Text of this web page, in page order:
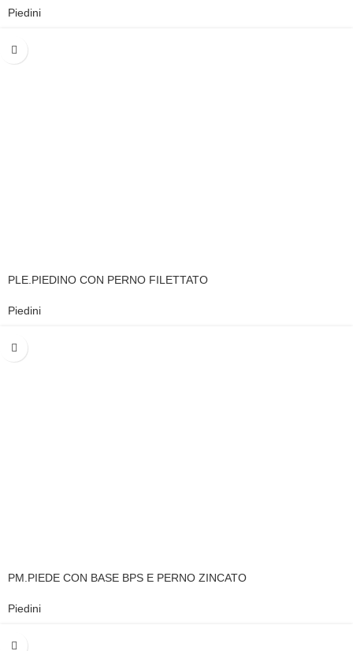
Piedini
PLE.PIEDINO CON PERNO FILETTATO
Piedini
PM.PIEDE CON BASE BPS E PERNO ZINCATO
Piedini